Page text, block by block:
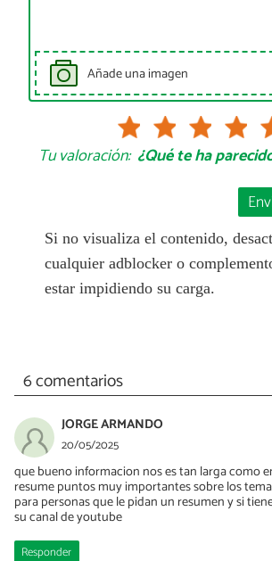
Añade una imagen
Tu valoración: ¿Qué te ha
Si no visualiza el contenido,
cualquier adblocker o
estar impidiendo su carga.
6 comentarios
JORGE ARMANDO
20/05/2025
que bueno informacion nos es tan larga como
resume puntos muy importantes sobre los
para personas que le pidan un resumen y si
su canal de youtube
Responder